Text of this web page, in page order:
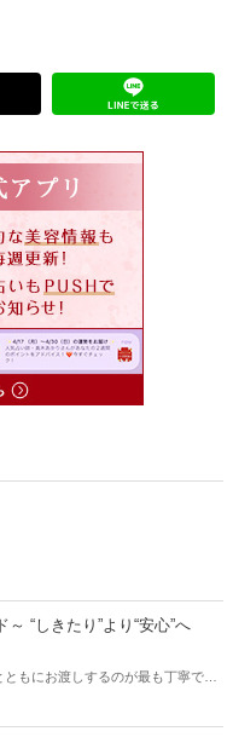
“しきたり”より“安心”へ
ともにお渡しするのが最も丁寧で